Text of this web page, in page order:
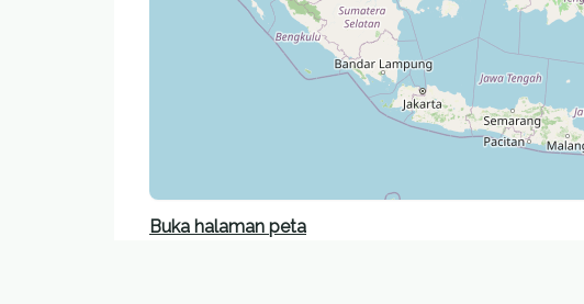
Buka halaman peta